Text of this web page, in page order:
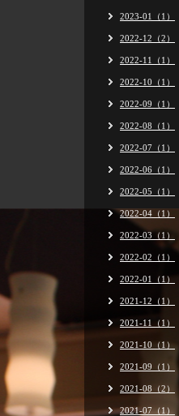
2023-01（1）
2022-12（2）
2022-11（1）
2022-10（1）
2022-09（1）
2022-08（1）
2022-07（1）
2022-06（1）
2022-05（1）
2022-04（1）
2022-03（1）
2022-02（1）
2022-01（1）
2021-12（1）
2021-11（1）
2021-10（1）
2021-09（1）
2021-08（2）
2021-07（1）